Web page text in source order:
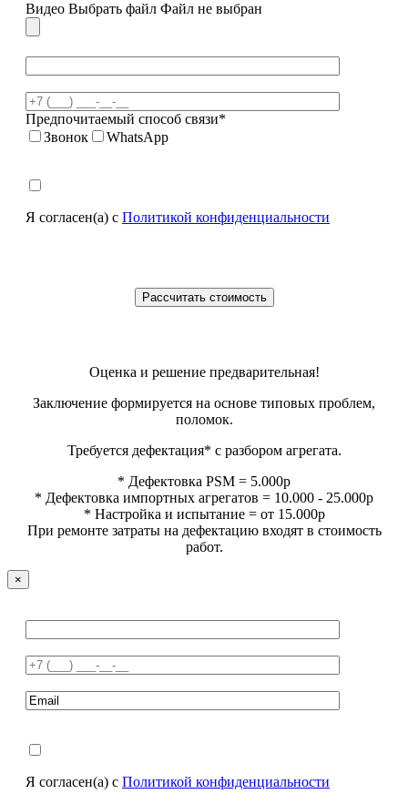
Видео Выбрать файл Файл не выбран
Предпочитаемый способ связи*
Звонок
WhatsApp
Я согласен(а) с Политикой конфиденциальности
Оценка и решение предварительная!
Заключение формируется на основе типовых проблем,
поломок.
Требуется дефектация* с разбором агрегата.
* Дефектовка PSM = 5.000р
* Дефектовка импортных агрегатов = 10.000 - 25.000р
* Настройка и испытание = от 15.000р
При ремонте затраты на дефектацию входят в стоимость
работ.
×
Я согласен(а) с Политикой конфиденциальности